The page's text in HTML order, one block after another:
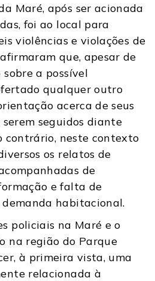
Maré, após ser acionada
foi ao local para
violências e violações de
que, apesar de
a possível
qualquer outro
acerca de seus
seguidos diante
contrário, neste contexto
os relatos de
de
e falta de
habitacional.
policiais na Maré e o
na região do Parque
à primeira vista, uma
relacionada à